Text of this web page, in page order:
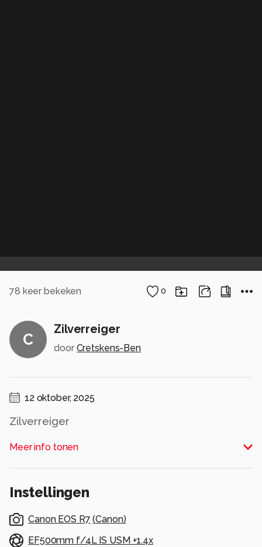
78 keer bekeken 0
C
Zilverreiger
door Cretskens-Ben
12 oktober, 2025
Zilverreiger
Alle rechten voorbehouden
Meer info tonen
Instellingen
Canon EOS R7 (Canon)
EF500mm f/4L IS USM +1.4x